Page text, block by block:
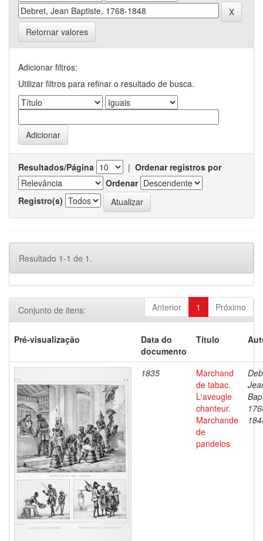
Retornar valores
Adicionar filtros:
Utilizar filtros para refinar o resultado de busca.
Resultados/Página | Ordenar registros por
Ordenar
Registro(s)
Resultado 1-1 de 1.
Anterior 1 Próximo
Conjunto de itens:
Pré-visualização
Data do
documento
Título
1835
Marchand
de tabac.
L'aveugle
chanteur.
Marchande
de
pandelos